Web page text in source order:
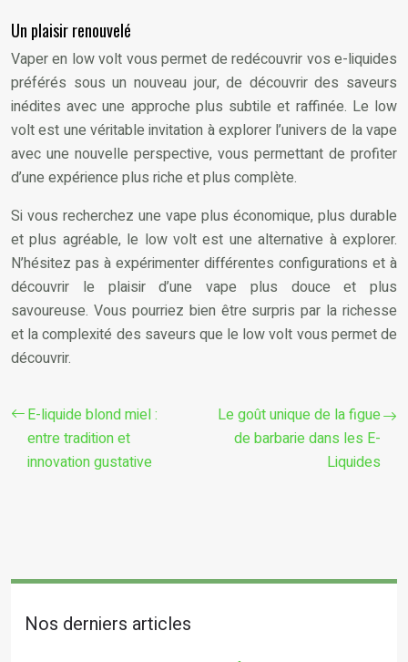
Un plaisir renouvelé
Vaper en low volt vous permet de redécouvrir vos e-liquides
préférés sous un nouveau jour, de découvrir des saveurs
inédites avec une approche plus subtile et raffinée. Le low
volt est une véritable invitation à explorer l’univers de la vape
avec une nouvelle perspective, vous permettant de profiter
d’une expérience plus riche et plus complète.
Si vous recherchez une vape plus économique, plus durable
et plus agréable, le low volt est une alternative à explorer.
N’hésitez pas à expérimenter différentes configurations et à
découvrir le plaisir d’une vape plus douce et plus
savoureuse. Vous pourriez bien être surpris par la richesse
et la complexité des saveurs que le low volt vous permet de
découvrir.
E-liquide blond miel :
entre tradition et
innovation gustative
Le goût unique de la figue
de barbarie dans les E-
Liquides
Nos derniers articles